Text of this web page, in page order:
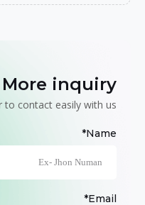
More inquiry
to contact easily with us.
Name*
Email*